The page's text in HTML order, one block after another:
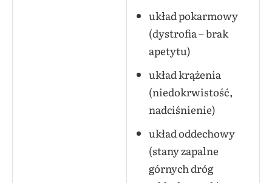
układ pokarmowy
(dystrofia – brak
apetytu)
układ krążenia
(niedokrwistość,
nadciśnienie)
układ oddechowy
(stany zapalne
górnych dróg